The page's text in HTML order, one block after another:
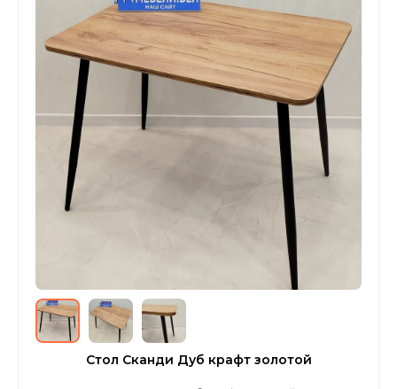
Стол Сканди Дуб крафт золотой